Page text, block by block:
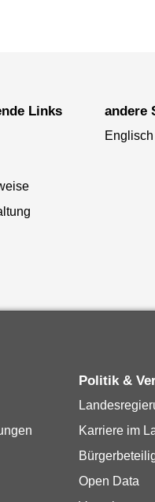
Links andere
Englisch
Politik &
Karriere im
Open Data